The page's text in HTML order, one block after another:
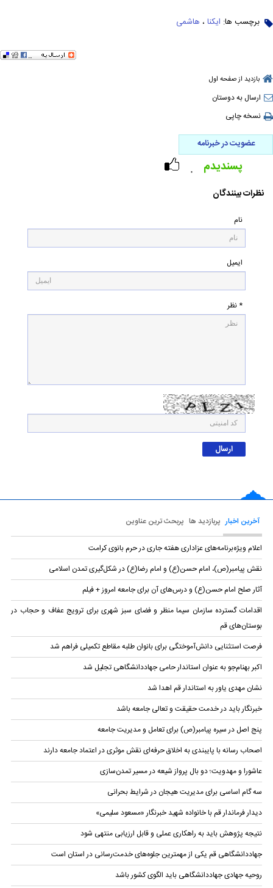
برچسب ها: ایکنا ، هاشمی
بازدید از صفحه اول
ارسال به دوستان
نسخه چاپی
عضویت در خبرنامه
۰ پسندیدم
نظرات بینندگان
نام
ایمیل
* نظر
آخرین اخبار پربازدید ها پربحث ترین عناوین
اعلام ویژه‌برنامه‌های عزاداری هفته جاری در حرم بانوی کرامت
نقش پیامبر(ص)، امام حسن(ع) و امام رضا(ع) در شکل‌گیری تمدن اسلامی
آثار صلح امام حسن(ع) و درس‌های آن برای جامعه امروز + فیلم
اقدامات گسترده سازمان سیما منظر و فضای سبز شهری برای ترویج عفاف و حجاب در
بوستان‌های قم
فرصت استثنایی دانش‌آموختگی برای بانوان طلبه مقاطع تکمیلی فراهم شد
اکبر بهنام‌جو به عنوان استاندار حامی جهاددانشگاهی تجلیل شد
نشان مهدی ‌یاور به استاندار قم اهدا شد
خبرنگار باید در خدمت حقیقت و تعالی جامعه باشد
پنج اصل در سیره پیامبر(ص) برای تعامل و مدیریت جامعه
اصحاب رسانه با پایبندی به اخلاق حرفه‌ای نقش موثری در اعتماد جامعه دارند
عاشورا و مهدویت؛ دو بال پرواز شیعه در مسیر تمدن‌سازی
سه گام اساسی برای مدیریت هیجان در شرایط بحرانی
دیدار فرماندار قم با خانواده شهید خبرنگار «مسعود سلیمی»
نتیجه پژوهش باید به راهکاری عملی و قابل ارزیابی منتهی شود
جهاددانشگاهی قم یکی از مهمترین جلوه‌های خدمت‌رسانی در استان است
روحیه جهادی جهاددانشگاهی باید الگوی کشور باشد